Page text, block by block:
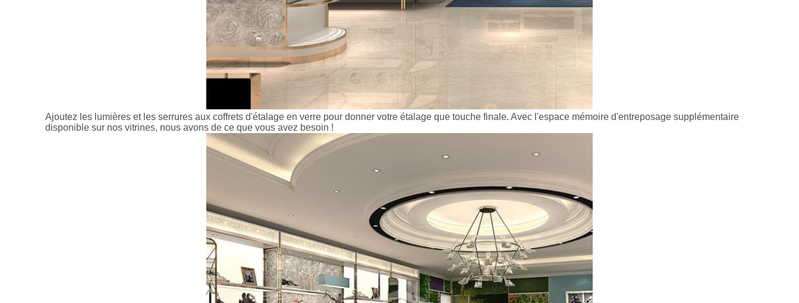
Ajoutez les lumières et les serrures aux coffrets d'étalage en verre pour donner votre étalage que touche finale. Avec l'espace mémoire d'entreposage supplémentaire
disponible sur nos vitrines, nous avons de ce que vous avez besoin !